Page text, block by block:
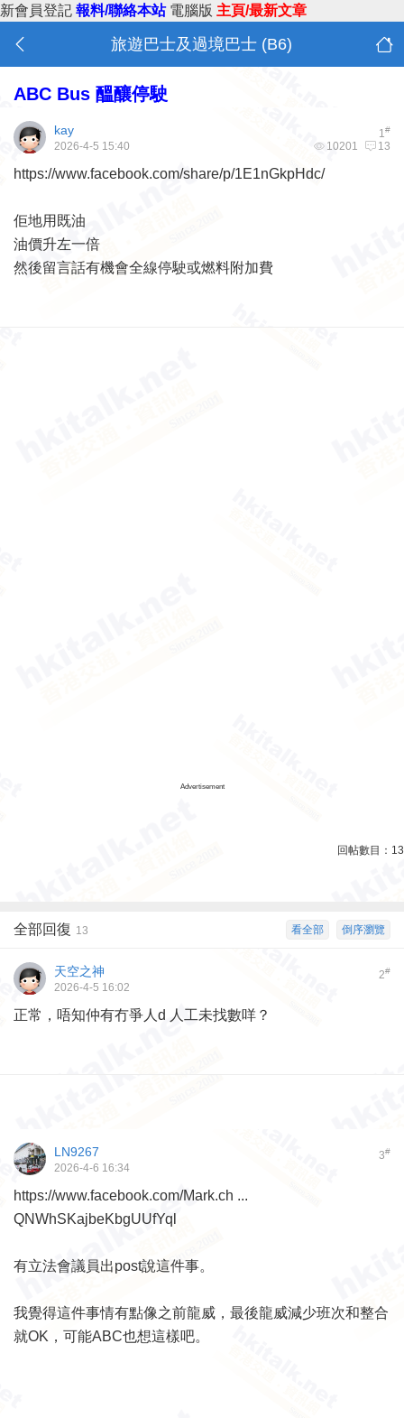
新會員登記 報料/聯絡本站 電腦版 主頁/最新文章
旅遊巴士及過境巴士 (B6)
ABC Bus 醞釀停駛
1#
kay
10201 13
2026-4-5 15:40
https://www.facebook.com/share/p/1E1nGkpHdc/
佢地用既油
油價升左一倍
然後留言話有機會全線停駛或燃料附加費
Advertisement
回帖數目： 13
倒序瀏覽
看全部
全部回復 13
2#
天空之神
2026-4-5 16:02
正常，唔知仲有冇爭人d 人工未找數咩？
3#
LN9267
2026-4-6 16:34
https://www.facebook.com/Mark.ch ...
QNWhSKajbeKbgUUfYql
有立法會議員出post說這件事。
我覺得這件事情有點像之前龍威，最後龍威減少班次和整合
就OK，可能ABC也想這樣吧。